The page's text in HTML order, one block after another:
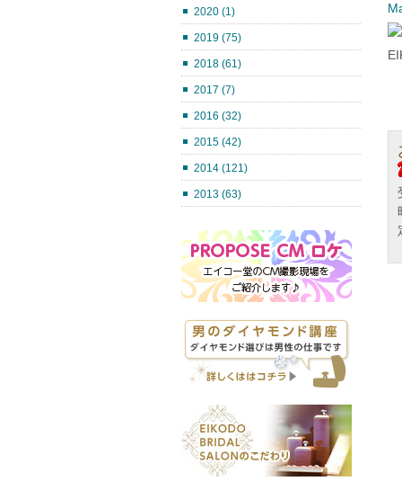
2020 (1)
2019 (75)
2018 (61)
2017 (7)
2016 (32)
2015 (42)
2014 (121)
2013 (63)